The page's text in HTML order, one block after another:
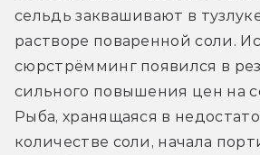
сельдь заквашивают в
растворе поваренной соли.
сюрстрёмминг появился в
сильного повышения цен на
Рыба, хранящаяся в
количестве соли, начала